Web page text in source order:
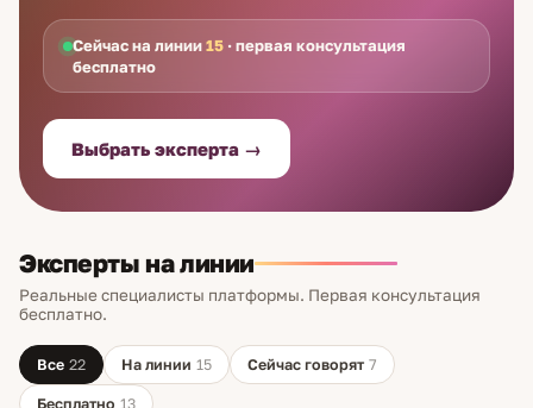
трагических ошибок в личной жизни. Мы сделали
гадание на картах в Орске доступным. Эксперты
сервиса предоставляют консультации по
телефону круглосуточно, без выходных. Первая
консультация бесплатно.
Сейчас на линии15 · первая консультация
бесплатно
Выбрать эксперта →
Эксперты на линии
Реальные специалисты платформы. Первая консультация
бесплатно.
Все 22 На линии 15 Сейчас говорят 7
Бесплатно 13